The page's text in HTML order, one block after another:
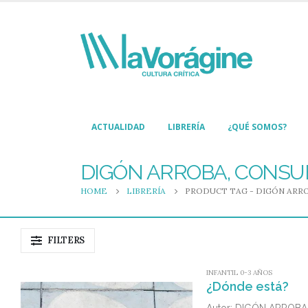
ACTUALIDAD LIBRERÍA ¿QUÉ SOMOS?
DIGÓN ARROBA,
HOME LIBRERÍA PRODUCT TAG - DIGÓN
FILTERS
INFANTIL 0-3 AÑOS
¿Dónde está?